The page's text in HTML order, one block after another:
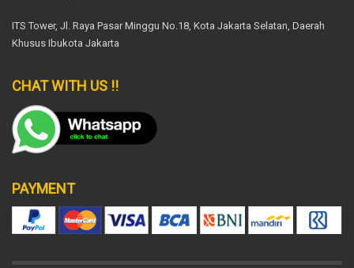
ITS Tower, Jl. Raya Pasar Minggu No.18, Kota Jakarta Selatan, Daerah
Khusus Ibukota Jakarta
CHAT WITH US !!
PAYMENT